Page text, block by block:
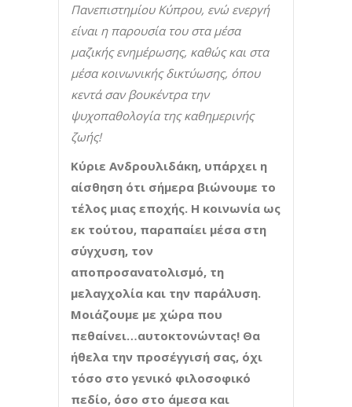
Πανεπιστημίου Κύπρου, ενώ ενεργή
είναι η παρουσία του στα μέσα
μαζικής ενημέρωσης, καθώς και στα
μέσα κοινωνικής δικτύωσης, όπου
κεντά σαν βουκέντρα την
ψυχοπαθολογία της καθημερινής
ζωής!
Kύριε Ανδρουλιδάκη, υπάρχει η
αίσθηση ότι σήμερα βιώνουμε το
τέλος μιας εποχής. Η κοινωνία ως
εκ τούτου, παραπαίει μέσα στη
σύγχυση, τον
αποπροσανατολισμό, τη
μελαγχολία και την παράλυση.
Μοιάζουμε με χώρα που
πεθαίνει…αυτοκτονώντας! Θα
ήθελα την προσέγγισή σας, όχι
τόσο στο γενικό φιλοσοφικό
πεδίο, όσο στο άμεσα και